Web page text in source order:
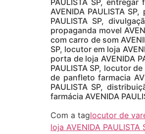
PAULISTA SP,
AVENIDA PAULISTA
PAULISTA SP,
propaganda movel
com carro de som
SP, locutor em loja
porta de loja AVENIDA
PAULISTA SP, locutor
de panfleto farmacia
PAULISTA SP,
farmácia AVENIDA
Com a taglocutor de
loja AVENIDA PAULISTA